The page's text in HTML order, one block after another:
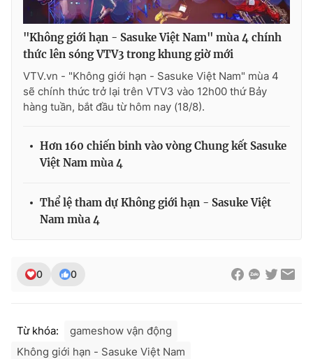
"Không giới hạn - Sasuke Việt Nam" mùa 4 chính
thức lên sóng VTV3 trong khung giờ mới
VTV.vn - "Không giới hạn - Sasuke Việt Nam" mùa 4
sẽ chính thức trở lại trên VTV3 vào 12h00 thứ Bảy
hàng tuần, bắt đầu từ hôm nay (18/8).
Hơn 160 chiến binh vào vòng Chung kết Sasuke
Việt Nam mùa 4
Thể lệ tham dự Không giới hạn - Sasuke Việt
Nam mùa 4
0 0
Từ khóa:
gameshow vận động
Không giới hạn - Sasuke Việt Nam